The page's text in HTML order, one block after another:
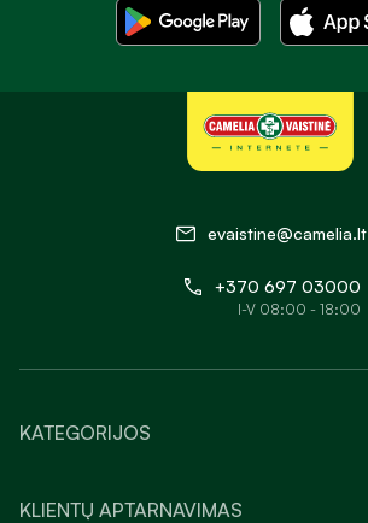
evaistine@camelia.lt
+370 697 03000
I-V 08:00 - 18:00
KATEGORIJOS
KLIENTŲ APTARNAVIMAS